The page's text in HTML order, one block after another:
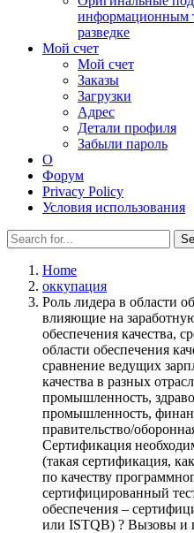
информационным
разведке
Мой счет
Мой счет
Заказы
Загрузки
Адрес
Детали профиля
Забыли пароль
О
Форум
Privacy Policy
Условия использования
Search
Search
for:
Home
оккупация
Роль лидера в области
влияющие на
обеспечения качества,
области обеспечения
сравнение ведущих
качества в разных
промышленность,
промышленность,
правительство/
Сертификация
(такая сертификация,
по качеству
сертифицированный
обеспечения –
или ISTQB) ? Вызовы и